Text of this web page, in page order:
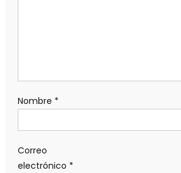
Nombre *
Correo
electrónico *